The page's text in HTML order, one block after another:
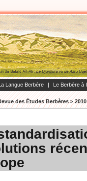
Langue Berbère | Le Berbère à
des Études Berbères>2010